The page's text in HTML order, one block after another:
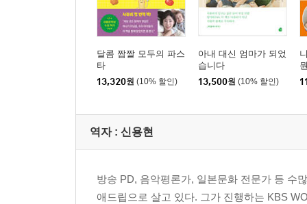
달콤 짭짤 모두의 파스
타
13,320원 (10% 할인)
아내 대신 엄마가 되었
습니다
13,500원 (10% 할인)
역자 : 신용현
방송 PD, 음악평론가, 일본문화 전문가 등 수
애드립으로 살고 있다. 그가 진행하는 KBS